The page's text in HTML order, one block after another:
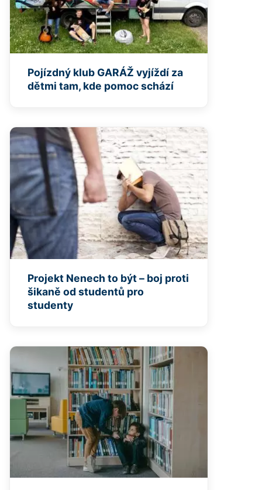
Pojízdný klub GARÁŽ vyjíždí za
dětmi tam, kde pomoc schází
Projekt Nenech to být – boj proti
šikaně od studentů pro
studenty